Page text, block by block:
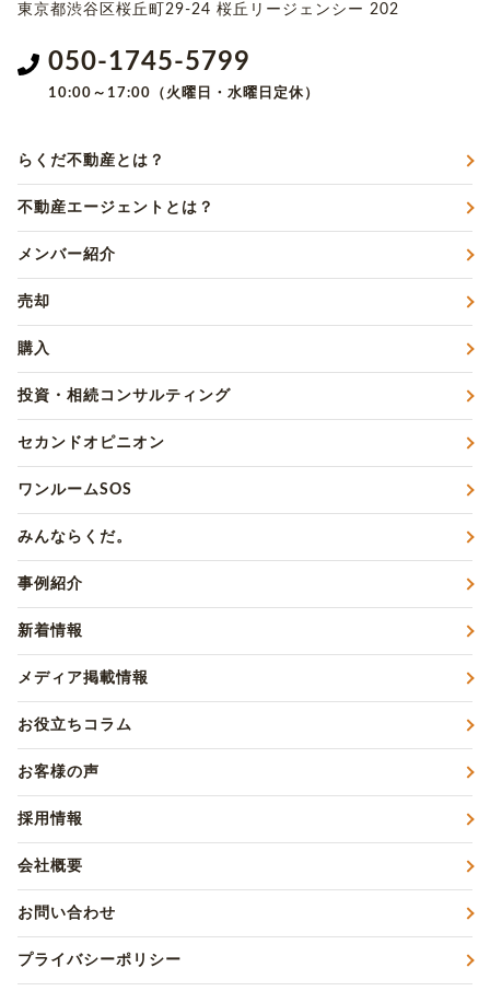
東京都渋谷区桜丘町29-24 桜丘リージェンシー 202
050-1745-5799
10:00～17:00（火曜日・水曜日定休）
らくだ不動産とは？
不動産エージェントとは？
メンバー紹介
売却
購入
投資・相続コンサルティング
セカンドオピニオン
ワンルームSOS
みんならくだ。
事例紹介
新着情報
メディア掲載情報
お役立ちコラム
お客様の声
採用情報
会社概要
お問い合わせ
プライバシーポリシー